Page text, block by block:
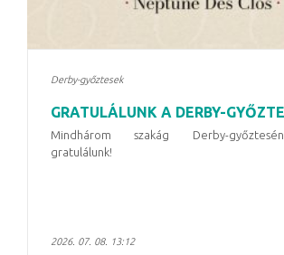
Derby-győztesek
GRATULÁLUNK A DERBY-
Mindhárom szakág Derby-
gratulálunk!
2026. 07. 08. 13:12